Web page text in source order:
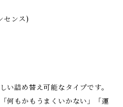
センス)
い詰め替え可能なタイプです。
何もかもうまくいかない」「運